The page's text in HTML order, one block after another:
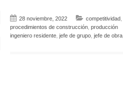
28 noviembre, 2022 competitividad
procedimientos de construcción, producción
ingeniero residente, jefe de grupo, jefe de obra,